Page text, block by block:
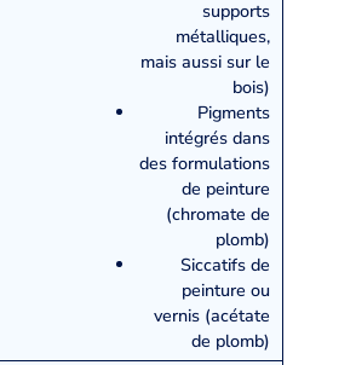
supports
métalliques,
mais aussi sur le
bois)
Pigments
intégrés dans
des formulations
de peinture
(chromate de
plomb)
Siccatifs de
peinture ou
vernis (acétate
de plomb)